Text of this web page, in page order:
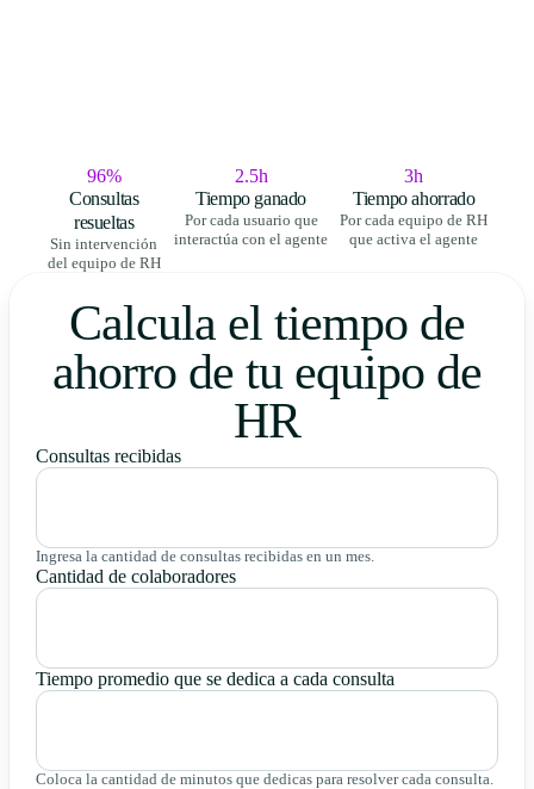
96%
Consultas
resueltas
Sin intervención
del equipo de RH
2.5h
Tiempo ganado
Por cada usuario que
interactúa con el agente
3h
Tiempo ahorrado
Por cada equipo de RH
que activa el agente
Calcula el tiempo de
ahorro de tu equipo de
HR
Consultas recibidas
Ingresa la cantidad de consultas recibidas en un mes.
Cantidad de colaboradores
Tiempo promedio que se dedica a cada consulta
Coloca la cantidad de minutos que dedicas para resolver cada consulta.